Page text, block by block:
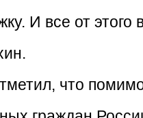
И все от
что